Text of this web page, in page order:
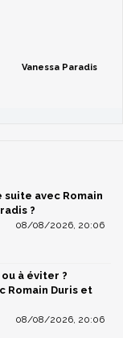
Vanessa Paradis
suite avec Romain
?
08/08/2026, 20:06
à éviter ?
Romain Duris et
08/08/2026, 20:06